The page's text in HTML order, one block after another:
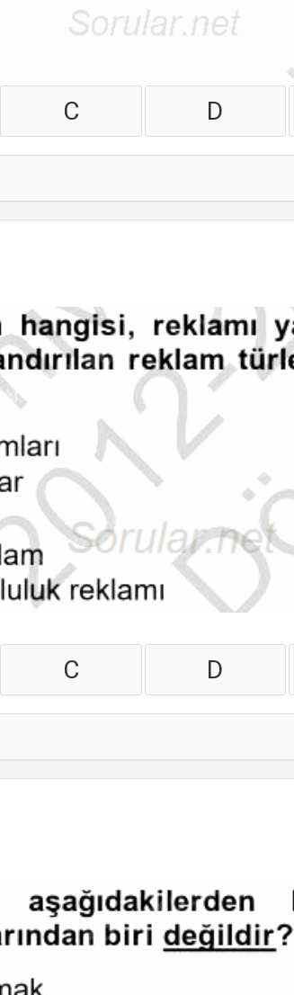
C D
C D